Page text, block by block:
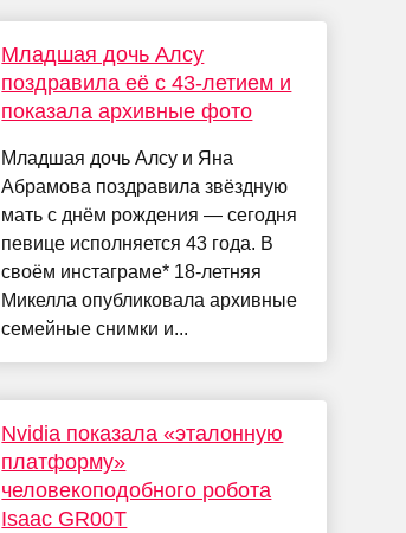
Младшая дочь Алсу
поздравила её с 43-летием и
показала архивные фото
Младшая дочь Алсу и Яна
Абрамова поздравила звёздную
мать с днём рождения — сегодня
певице исполняется 43 года. В
своём инстаграме* 18-летняя
Микелла опубликовала архивные
семейные снимки и...
Nvidia показала «эталонную
платформу»
человекоподобного робота
Isaac GR00T